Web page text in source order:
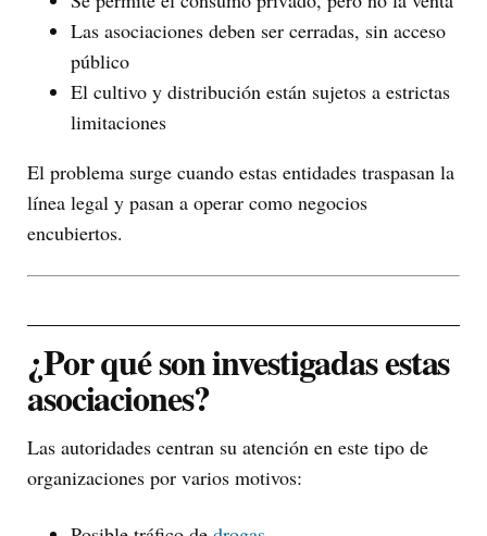
Las asociaciones deben ser cerradas, sin acceso
público
El cultivo y distribución están sujetos a estrictas
limitaciones
El problema surge cuando estas entidades traspasan la
línea legal y pasan a operar como negocios
encubiertos.
¿Por qué son investigadas estas
asociaciones?
Las autoridades centran su atención en este tipo de
organizaciones por varios motivos: